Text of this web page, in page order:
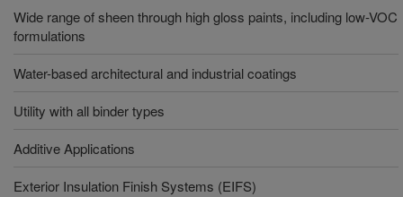
Wide range of sheen through high gloss paints, including low-VOC
formulations
Water-based architectural and industrial coatings
Utility with all binder types
Additive Applications
Exterior Insulation Finish Systems (EIFS)